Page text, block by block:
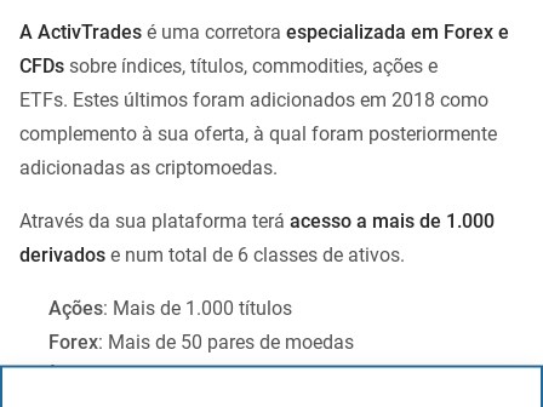
A ActivTrades é uma corretora especializada em Forex e
CFDs sobre índices, títulos, commodities, ações e
ETFs. Estes últimos foram adicionados em 2018 como
complemento à sua oferta, à qual foram posteriormente
adicionadas as criptomoedas.
Através da sua plataforma terá acesso a mais de 1.000
derivados e num total de 6 classes de ativos.
Ações: Mais de 1.000 títulos
Forex: Mais de 50 pares de moedas
Índices e obrigações: Mais de 20 índices e obrigações